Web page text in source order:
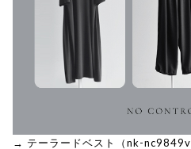
→ テーラードベスト（nk-